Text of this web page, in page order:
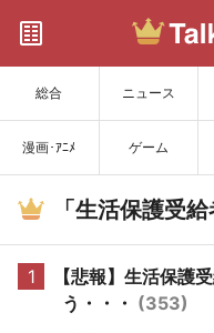
総合 ニュース
漫画･ｱﾆﾒ ゲーム
「生活保護受
1
【悲報】生活保護
う・・・ (353)